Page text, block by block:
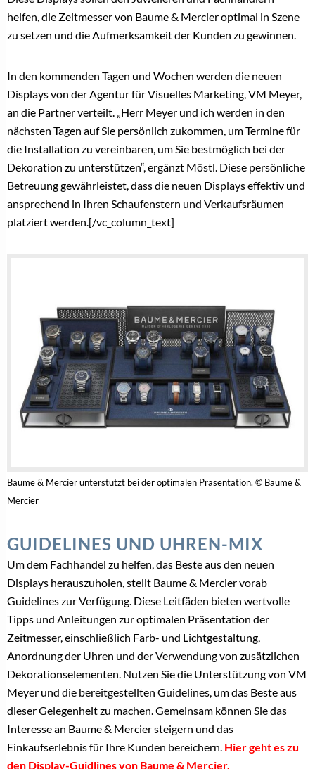
helfen, die Zeitmesser von Baume & Mercier optimal in Szene
zu setzen und die Aufmerksamkeit der Kunden zu gewinnen.
GESCHÜTZTER BRANCHENINSIDER-
BEREICH
Als Brancheninsider lesen Sie weiter!
Registrieren Sie sich jetzt kostenlos, um alle
Sie sind bereits ein Branchen-Insider?Hier
anmelden
Noch kein Branchen-Insider?Jetzt
registrieren!
Registrierung
BESONDERE INSIDER!
Kostenlose
Registrierung
IHRE VORTEILE
als BRANCHEN-INSIDER
Sichern Sie sich jetzt Ihre
Alle Inhalte auf